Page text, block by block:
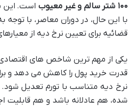
۱۰۰ شتر سالم و غیر معیوب
است. این
با این حال، در دوران معاصر، با
قضائیه برای تعیین نرخ دیه از
یکی از مهم ترین شاخص های
قدرت خرید پول را کاهش می دهد و
نرخ دیه متناسب با تورم تعدیل
شده، هم عادلانه باشد و هم قابلیت